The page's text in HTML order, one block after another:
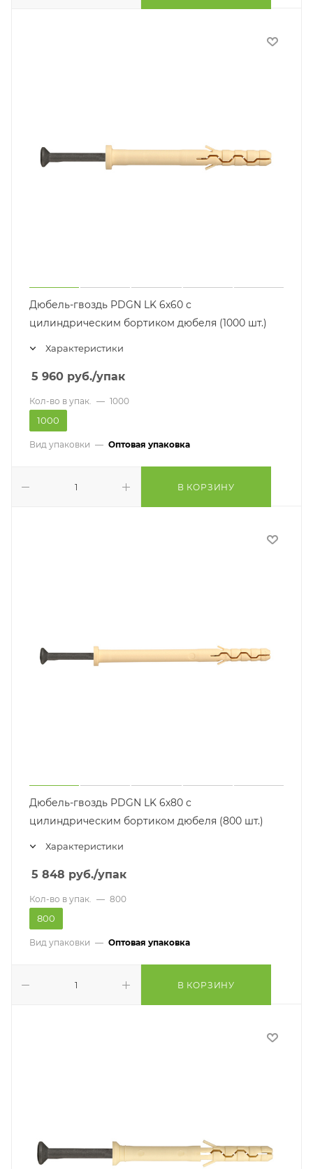
Дюбель-гвоздь PDGN LK 6х60 с
цилиндрическим бортиком дюбеля (1000 шт.)
Характеристики
5 960 руб./упак
Кол-во в упак. — 1000
1000
Вид упаковки — Оптовая упаковка
В КОРЗИНУ
Дюбель-гвоздь PDGN LK 6х80 с
цилиндрическим бортиком дюбеля (800 шт.)
Характеристики
5 848 руб./упак
Кол-во в упак. — 800
800
Вид упаковки — Оптовая упаковка
В КОРЗИНУ